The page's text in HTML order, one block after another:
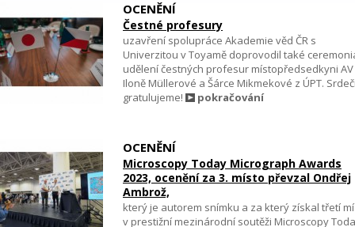
OCENĚNÍ
Čestné profesury
uzavření spolupráce Akademie věd ČR s
Univerzitou v Toyamě doprovodil také
udělení čestných profesur místopředsedkyni AV
Iloně Müllerové a Šárce Mikmekové z ÚPT.
gratulujeme!
pokračování
OCENĚNÍ
Microscopy Today Micrograph Awards
2023, ocenění za 3. místo převzal Ondřej
Ambrož,
který je autorem snímku a za který získal třetí
v prestižní mezinárodní soutěži Microscopy